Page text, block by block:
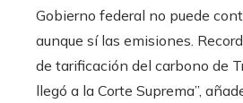
Gobierno federal no puede
aunque sí las emisiones.
de tarificación del carbono de
llegó a la Corte Suprema”,